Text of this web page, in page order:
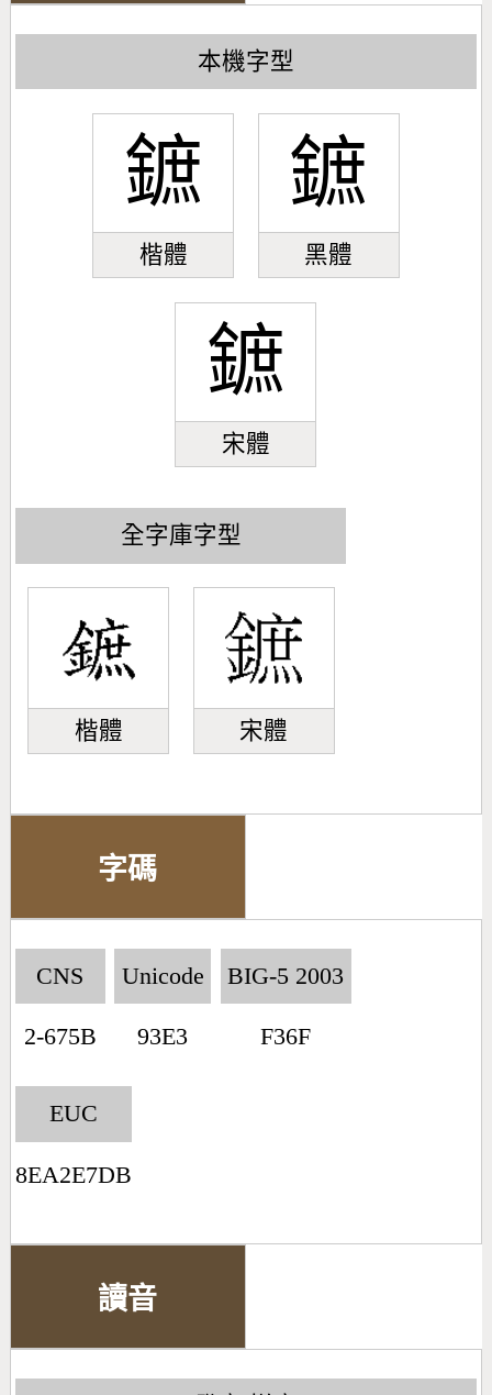
本機字型
鏣
楷體
鏣
黑體
鏣
宋體
全字庫字型
楷體 宋體
字碼
CNS
2-675B
Unicode
93E3
BIG-5 2003
F36F
EUC
8EA2E7DB
讀音